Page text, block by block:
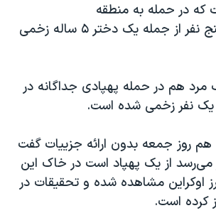
که در حمله به منطقه
دنیپروپتروفسک، پنج نفر از جمله یک دختر ۵ ساله زخمی
مرد هم در حمله پهپادی جداگانه در
نفر زخمی شده است.
هم روز جمعه بدون ارائه جزییات گفت
می‌رسد از یک پهپاد است در خاک این
اوکراین مشاهده شده و تحقیقات در
کرده است.